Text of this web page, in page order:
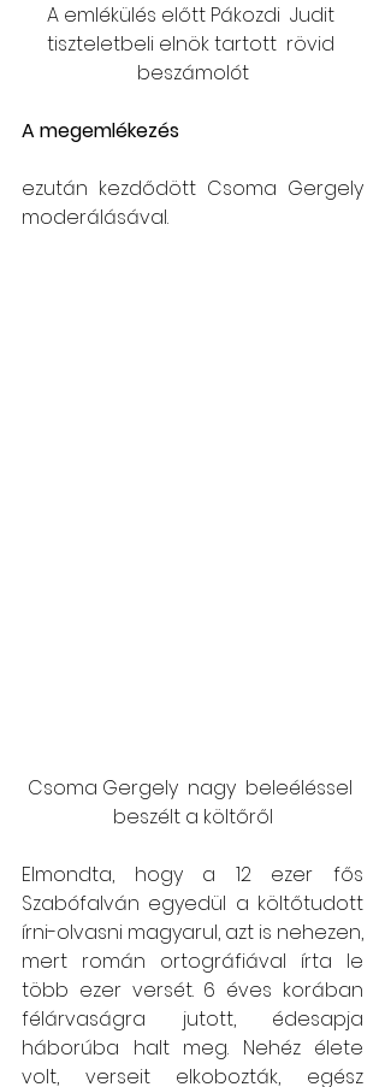
A emlékülés előtt Pákozdi  Judit
tiszteletbeli elnök tartott  rövid
beszámolót
A megemlékezés
ezután kezdődött Csoma Gergely
moderálásával.
Csoma Gergely  nagy  beleéléssel
beszélt a költőről
Elmondta, hogy a 12 ezer fős
Szabófalván egyedül a költőtudott
írni-olvasni magyarul, azt is nehezen,
mert román ortográfiával írta le
több ezer versét. 6 éves korában
félárvaságra jutott, édesapja
háborúba halt meg. Nehéz élete
volt, verseit elkobozták, egész